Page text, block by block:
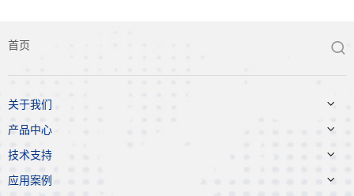
首页 
关于我们 
产品中心 
技术支持 
应用案例 